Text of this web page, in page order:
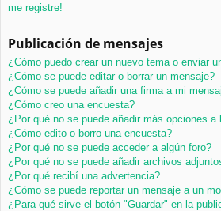
me registre!
Publicación de mensajes
¿Cómo puedo crear un nuevo tema o enviar
¿Cómo se puede editar o borrar un mensaje?
¿Cómo se puede añadir una firma a mi
¿Cómo creo una encuesta?
¿Por qué no se puede añadir más opciones a
¿Cómo edito o borro una encuesta?
¿Por qué no se puede acceder a algún foro?
¿Por qué no se puede añadir archivos
¿Por qué recibí una advertencia?
¿Cómo se puede reportar un mensaje a un
¿Para qué sirve el botón "Guardar" en la